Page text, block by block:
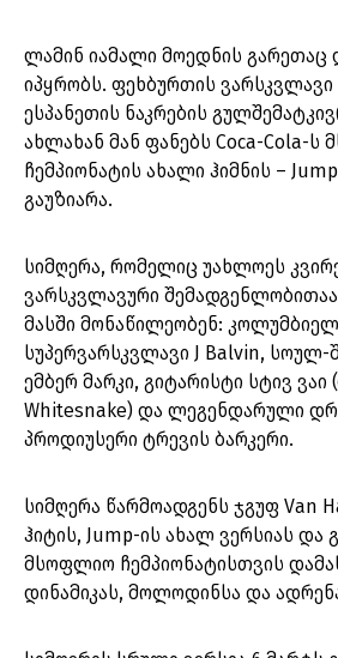
ლამინ იამალი მოედნის გარეთაც
იპყრობს. ფეხბურთის ვარსკვლავი
ესპანეთის ნაკრების
ახლახან მან ფანებს Coca-Cola-ს
ჩემპიონატის ახალი ჰიმნის –
გაუზიარა.
სიმღერა, რომელიც უახლოეს
ვარსკვლავური
მასში მონაწილეობენ:
სუპერვარსკვლავი J Balvin,
ემბერ მარკი, გიტარისტი სტივ ვაი
Whitesnake) და ლეგენდარული
პროდიუსერი ტრევის ბარკერი.
სიმღერა წარმოადგენს ჯგუფ Van
ჰიტის, Jump-ის ახალ ვერსიას და
მსოფლიო ჩემპიონატისთვის
დინამიკას, მოლოდინსა და